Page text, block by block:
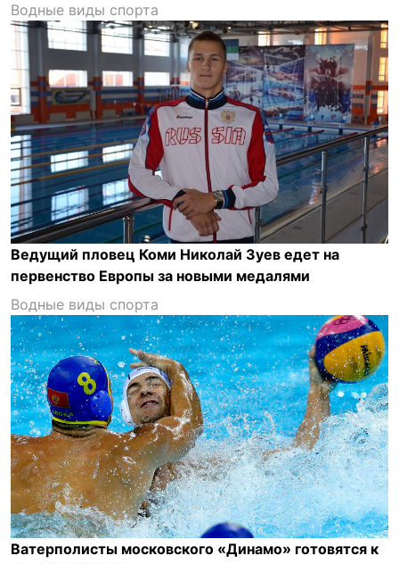
Водные виды спорта
Ведущий пловец Коми Николай Зуев едет на
первенство Европы за новыми медалями
Водные виды спорта
Ватерполисты московского «Динамо» готовятся к